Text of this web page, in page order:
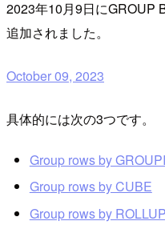
2023年10月9日にGROUP
追加されました。
October 09, 2023
具体的には次の3つです。
Group rows by
Group rows by CUBE
Group rows by ROLLUP